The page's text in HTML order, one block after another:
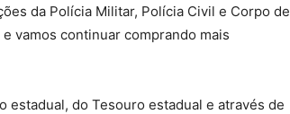
da Polícia Militar, Polícia Civil e Corpo de
vamos continuar comprando mais
estadual, do Tesouro estadual e através de